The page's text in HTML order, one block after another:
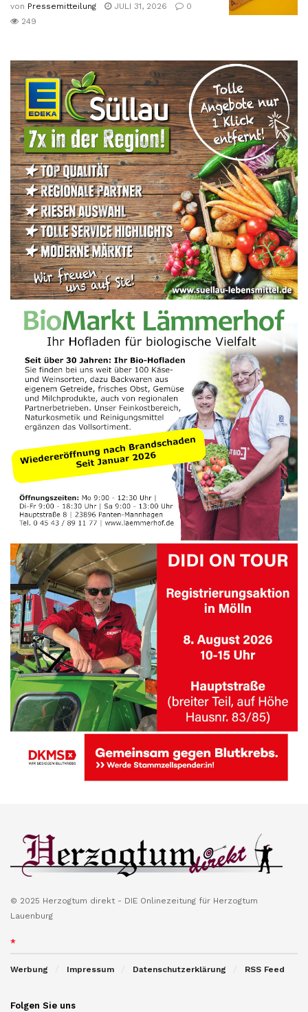
von Pressemitteilung JULI 31, 2026
0
249
© 2025 Herzogtum direkt - DIE Onlinezeitung für Herzogtum
Lauenburg
*
Werbung Impressum Datenschutzerklärung RSS Feed
Folgen Sie uns